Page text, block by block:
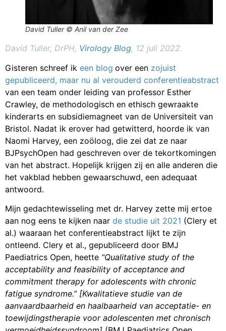
David Tuller © Anil van der Zee
David Tuller, DrPH, Virology Blog, 12 juli 2022.
Gisteren schreef ik een blog over een zojuist
gepubliceerd, maar nu al verouderd conferentieabstract
van een team onder leiding van professor Esther
Crawley, de methodologisch en ethisch gewraakte
kinderarts en subsidiemagneet van de Universiteit van
Bristol. Nadat ik erover had getwitterd, hoorde ik van
Naomi Harvey, een zoöloog, die zei dat ze naar
BJPsychOpen had geschreven over de tekortkomingen
van het abstract. Hopelijk krijgen zij en alle anderen die
het vakblad hebben gewaarschuwd, een adequaat
antwoord.
Mijn gedachtewisseling met dr. Harvey zette mij ertoe
aan nog eens te kijken naar de studie uit 2021 (Clery et
al.) waaraan het conferentieabstract lijkt te zijn
ontleend. Clery et al., gepubliceerd door BMJ
Paediatrics Open, heette “Qualitative study of the
acceptability and feasibility of acceptance and
commitment therapy for adolescents with chronic
fatigue syndrome.” [Kwalitatieve studie van de
aanvaardbaarheid en haalbaarheid van acceptatie- en
toewijdingstherapie voor adolescenten met chronisch